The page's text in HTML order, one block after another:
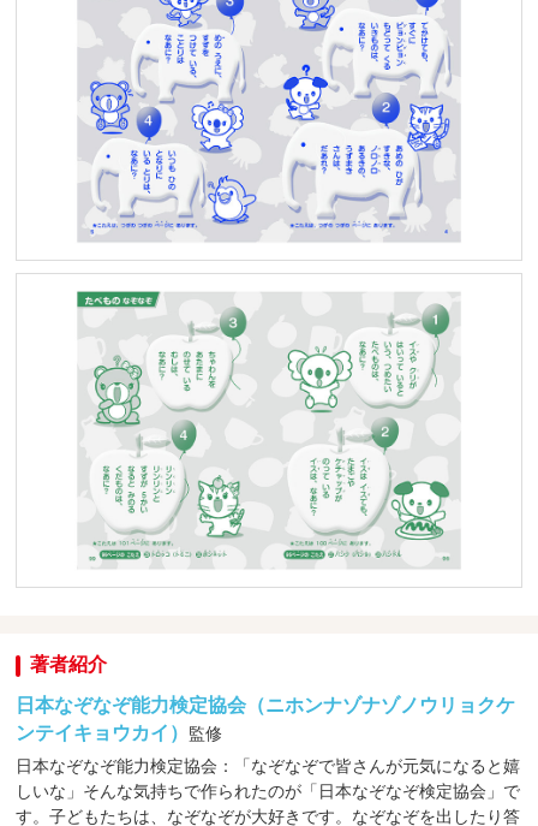
著者紹介
日本なぞなぞ能力検定協会（ニホンナゾナゾノウリョクケ
ンテイキョウカイ） 監修
日本なぞなぞ能力検定協会：「なぞなぞで皆さんが元気になると嬉
しいな」そんな気持ちで作られたのが「日本なぞなぞ検定協会」で
す。子どもたちは、なぞなぞが大好きです。なぞなぞを出したり答